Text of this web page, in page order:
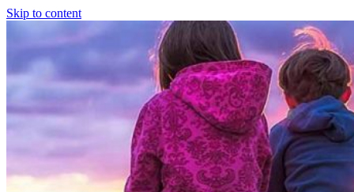
Skip to content